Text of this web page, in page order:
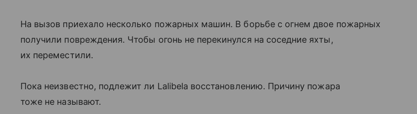
На вызов приехало несколько пожарных машин. В борьбе с огнем двое пожарных
получили повреждения. Чтобы огонь не перекинулся на соседние яхты,
их переместили.
Пока неизвестно, подлежит ли Lalibela восстановлению. Причину пожара
тоже не называют.